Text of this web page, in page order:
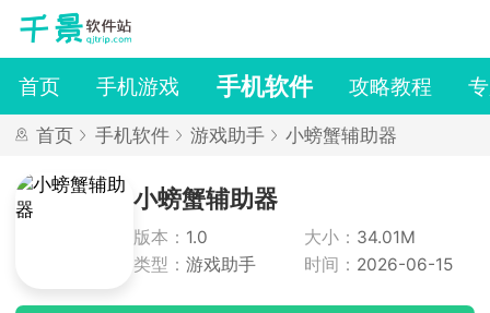
首页 手机游戏 手机软件 攻略教程
首页 手机软件 游戏助手 小螃蟹辅助器
小螃蟹辅助器
版本： 1.0 大小： 34.01M
类型： 游戏助手 时间： 2026-06-15